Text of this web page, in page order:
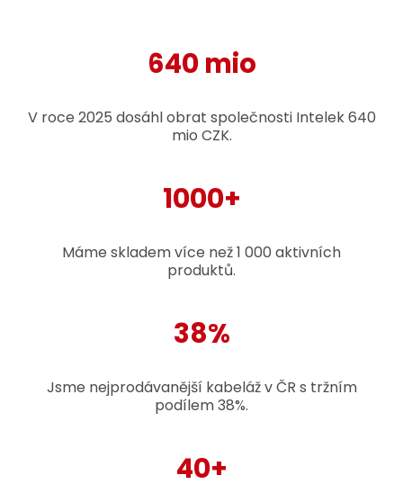
640 mio
V roce 2025 dosáhl obrat společnosti Intelek 640
mio CZK.
1000+
Máme skladem více než 1 000 aktivních
produktů.
38%
Jsme nejprodávanější kabeláž v ČR s tržním
podílem 38%.
40+